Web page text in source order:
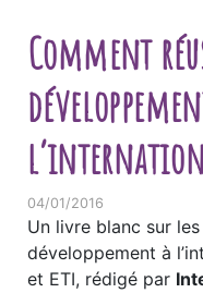
Comment
04/01/2016
Un livre blanc sur
développement à
et ETI, rédigé par